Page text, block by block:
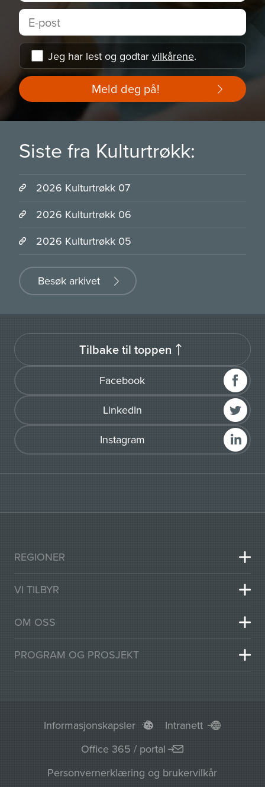
Jeg har lest og godtar vilkårene.
Meld deg på!
Siste fra Kulturtrøkk:
2026 Kulturtrøkk 07
2026 Kulturtrøkk 06
2026 Kulturtrøkk 05
Besøk arkivet
Facebook
LinkedIn
Instagram
Tilbake til toppen
REGIONER
VI TILBYR
OM OSS
PROGRAM OG PROSJEKT
Informasjonskapsler
Intranett
Office 365 / portal
Personvernerklæring og brukervilkår